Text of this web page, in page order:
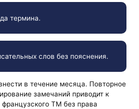
термина.
слов без пояснения.
в течение месяца. Повторное
замечаний приводит к
французского ТМ без права